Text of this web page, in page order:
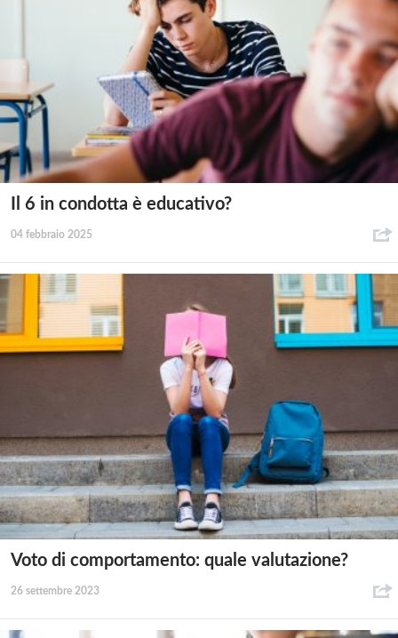
Il 6 in condotta è educativo?
04 febbraio 2025
Voto di comportamento: quale valutazione?
26 settembre 2023